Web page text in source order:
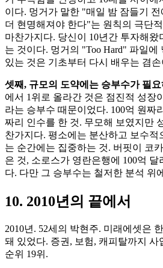
이다. 멍거가 말한 "매일 밤 잠들기
더 현명해져야 한다"는 원칙의 극단
마찬가지다. 당신이 10년간 투자해왔
는 것이다. 멍거의 "Too Hard" 파일에
있는 것은 기초부터 다시 배우는 겸
셋째, 규모의 도약에는 승부수가 필
에서 1위로 올라간 것은 점진적 성장
라는 승부수 때문이었다. 100억 원짜
짜리 인수를 한 것. 무모해 보였지만
찬가지다. 평소에는 분산하고 보수적
는 순간에는 집중하는 것. 버핏이 코
은 것, 소로스가 영란은행에 100억 달
다. 다만 그 승부수는 철저한 분석 위
10. 2010년의 끝에서
2010년. 52세의 박현주. 미래에셋은
돼 있었다. 증권, 보험, 캐피탈까지 사
순위 19위.